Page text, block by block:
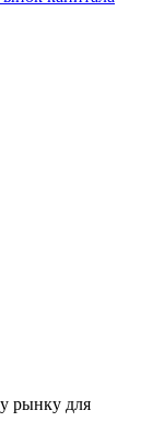
инвесторов на
капитала